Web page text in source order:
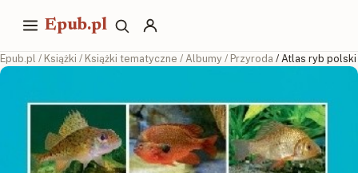
Epub.pl
Epub.pl / Książki / Książki tematyczne / Albumy / Przyroda / Atlas ryb polski